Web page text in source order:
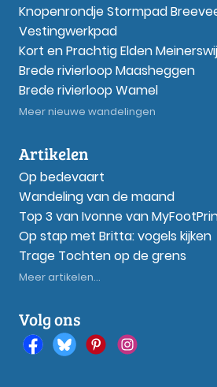
Knopenrondje Stormpad
Vestingwerkpad
Kort en Prachtig Elden
Brede rivierloop Maasheggen
Brede rivierloop Wamel
Meer nieuwe wandelingen
Artikelen
Op bedevaart
Wandeling van de maand
Top 3 van Ivonne van
Op stap met Britta: vogels kijken
Trage Tochten op de grens
Meer artikelen...
Volg ons